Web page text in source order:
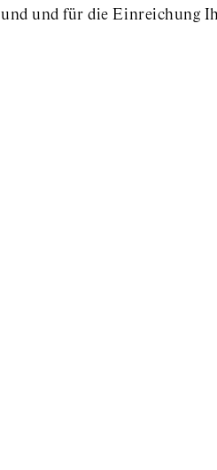
und und für die Einreichung